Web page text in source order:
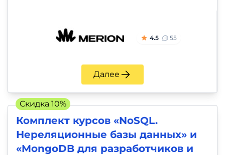
4.5 55
Далее
Комплект курсов «NoSQL.
Нереляционные базы данных» и
«MongoDB для разработчиков и
Скидка 10%